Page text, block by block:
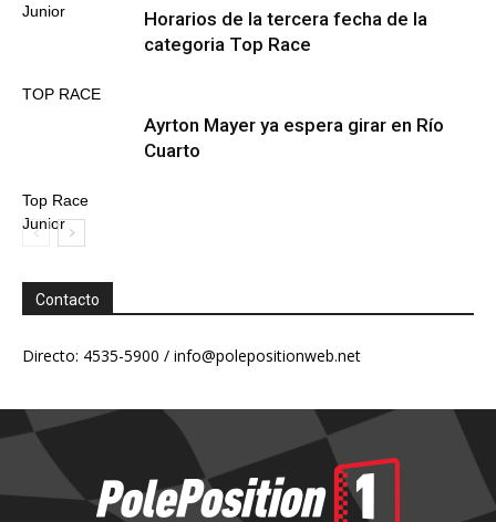
Junior
TOP RACE
Horarios de la tercera fecha de la
categoria Top Race
Top Race
Junior
Ayrton Mayer ya espera girar en Río
Cuarto
Contacto
Directo: 4535-5900 / info@polepositionweb.net